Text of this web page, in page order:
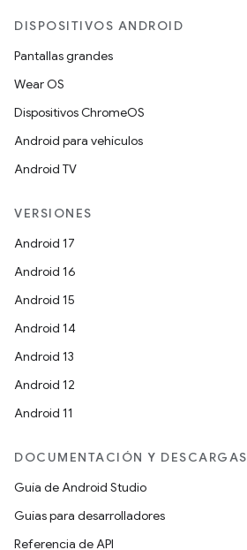
DISPOSITIVOS ANDROID
Pantallas grandes
Wear OS
Dispositivos ChromeOS
Android para vehículos
Android TV
VERSIONES
Android 17
Android 16
Android 15
Android 14
Android 13
Android 12
Android 11
DOCUMENTACIÓN Y DESCARGAS
Guía de Android Studio
Guías para desarrolladores
Referencia de API